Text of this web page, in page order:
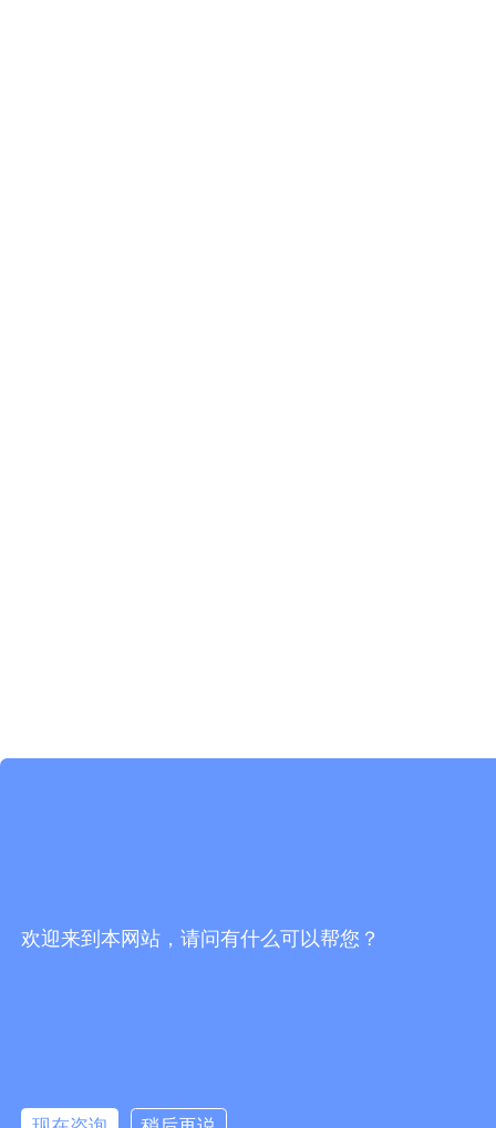
欢迎来到本网站，请问有什么可以帮您？